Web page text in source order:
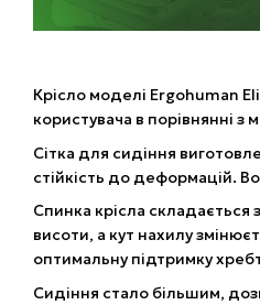
Крісло моделі Ergohuman
користувача в порівнянні
Сітка для сидіння
стійкість до деформацій.
Спинка крісла складається
висоти, а кут нахилу
оптимальну підтримку
Сидіння стало більшим,